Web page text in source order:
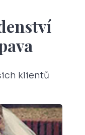
klientů